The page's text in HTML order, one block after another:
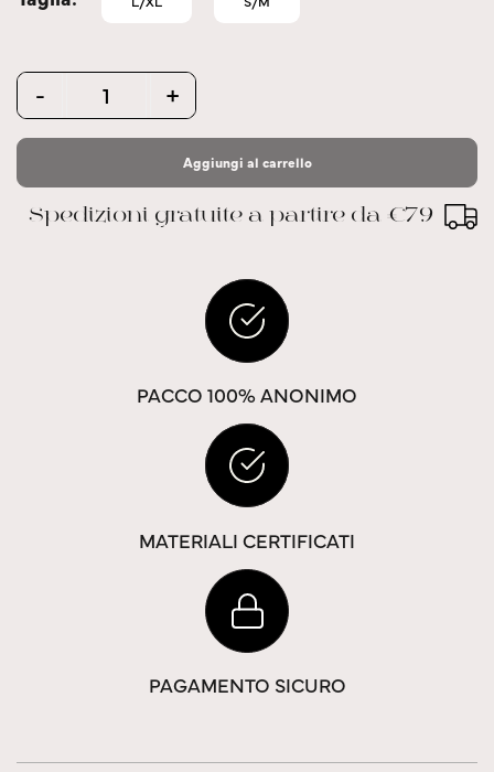
Quantity
- +
Aggiungi al carrello
Spedizioni gratuite a partire da €79
PACCO 100% ANONIMO
MATERIALI CERTIFICATI
PAGAMENTO SICURO